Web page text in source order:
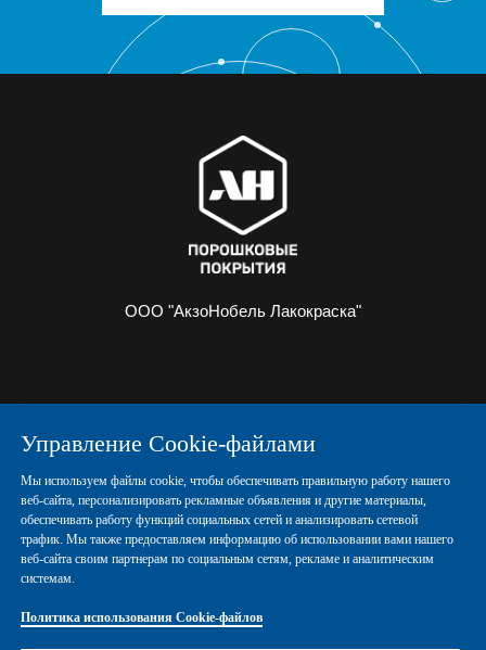
Управление Cookie-файлами
Мы используем файлы cookie, чтобы обеспечивать правильную работу нашего
веб-сайта, персонализировать рекламные объявления и другие материалы,
обеспечивать работу функций социальных сетей и анализировать сетевой
трафик. Мы также предоставляем информацию об использовании вами нашего
веб-сайта своим партнерам по социальным сетям, рекламе и аналитическим
системам.
Политика использования Cookie-файлов
ООО "АкзоНобель Лакокраска"
ПОРОШКОВЫЕ КРАСКИ КОНТАКТЫ
Политика конфиденциальности
Правовые положения